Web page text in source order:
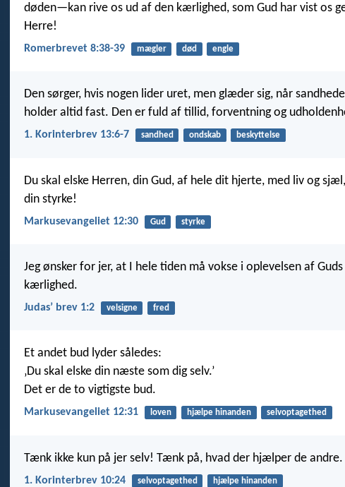
døden—kan rive os ud af den kærlighed, som Gud har vist os
Herre!
Romerbrevet 8:38-39 mægler død engle
Den sørger, hvis nogen lider uret, men glæder sig, når
holder altid fast. Den er fuld af tillid, forventning og
1. Korinterbrev 13:6-7 sandhed ondskab beskyttelse
Du skal elske Herren, din Gud, af hele dit hjerte, med liv og
din styrke!
Markusevangeliet 12:30 Gud styrke
Jeg ønsker for jer, at I hele tiden må vokse i oplevelsen af
kærlighed.
Judasʼ brev 1:2 velsigne fred
Et andet bud lyder således:
‚Du skal elske din næste som dig selv.’
Det er de to vigtigste bud.
Markusevangeliet 12:31 loven hjælpe hinanden selvoptagethed
Tænk ikke kun på jer selv! Tænk på, hvad der hjælper de andre.
1. Korinterbrev 10:24 selvoptagethed hjælpe hinanden